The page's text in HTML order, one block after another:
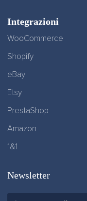
Integrazioni
WooCommerce
Shopify
eBay
Etsy
PrestaShop
Amazon
1&1
Newsletter